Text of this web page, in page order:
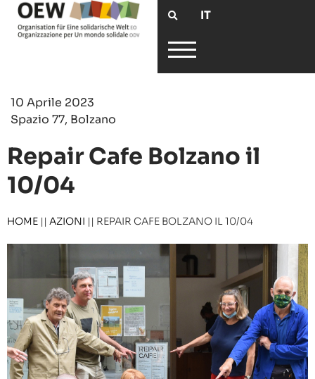
IT
10 Aprile 2023
Spazio 77, Bolzano
Repair Cafe Bolzano il
10/04
HOME || AZIONI || REPAIR CAFE BOLZANO IL 10/04